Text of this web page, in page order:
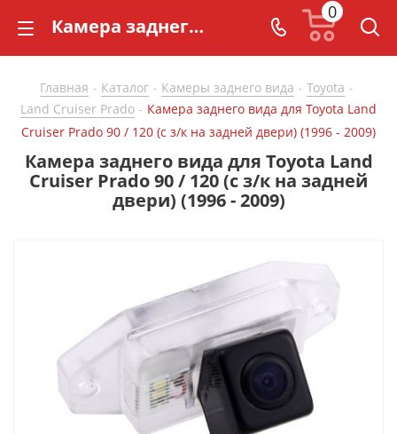
Камера заднего вида для Toyota Land Cruiser Prado 90 / 120 (с з/к на задней двери) (1996 - 2009) - купить в СarBaza
0
Главная - Каталог - Камеры заднего вида - Toyota -
Land Cruiser Prado - Камера заднего вида для Toyota Land
Cruiser Prado 90 / 120 (с з/к на задней двери) (1996 - 2009)
Камера заднего вида для Toyota Land
Cruiser Prado 90 / 120 (с з/к на задней
двери) (1996 - 2009)